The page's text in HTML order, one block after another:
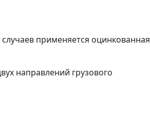
применяется оцинкованная
направлений грузового